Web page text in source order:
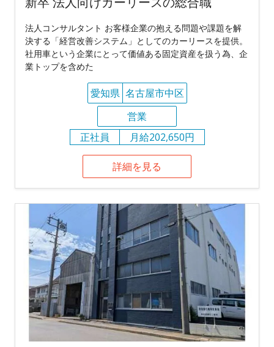
法人コンサルタント お客様企業の抱える問題や課題を解
決する「経営改善システム」としてのカーリースを提供。
社用車という企業にとって価値ある固定資産を扱う為、企
業トップを含めた
愛知県 名古屋市中区
営業
正社員
月給202,650円
詳細を見る